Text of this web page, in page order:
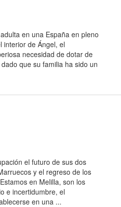
en una España en pleno
interior de Ángel, el
necesidad de dotar de
que su familia ha sido un
el futuro de sus dos
y el regreso de los
en Melilla, son los
e incertidumbre, el
en una ...